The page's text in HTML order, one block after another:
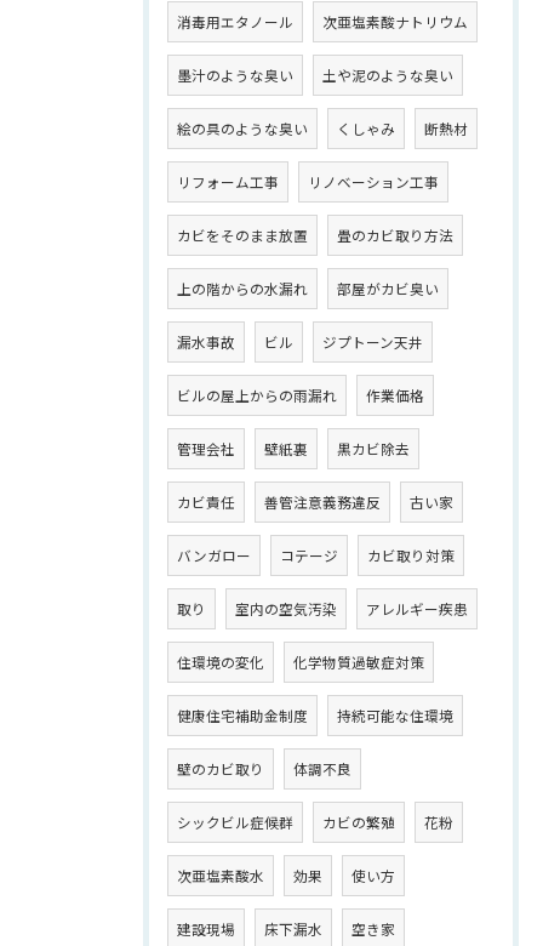
消毒用エタノール 次亜塩素酸ナトリウム
墨汁のような臭い 土や泥のような臭い
絵の具のような臭い くしゃみ 断熱材
リフォーム工事 リノベーション工事
カビをそのまま放置 畳のカビ取り方法
上の階からの水漏れ 部屋がカビ臭い
漏水事故 ビル ジプトーン天井
ビルの屋上からの雨漏れ 作業価格
管理会社 壁紙裏 黒カビ除去
カビ責任 善管注意義務違反 古い家
バンガロー コテージ カビ取り対策
取り 室内の空気汚染 アレルギー疾患
住環境の変化 化学物質過敏症対策
健康住宅補助金制度 持続可能な住環境
壁のカビ取り 体調不良
シックビル症候群 カビの繁殖 花粉
次亜塩素酸水 効果 使い方
建設現場 床下漏水 空き家